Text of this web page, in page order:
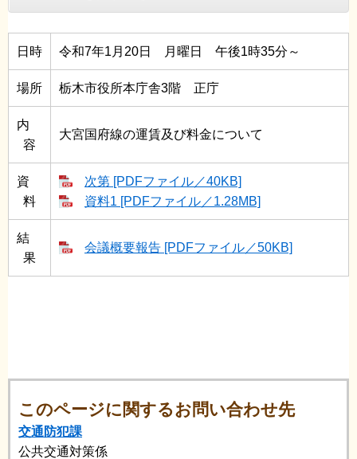
日時 令和7年1月20日 月曜日 午後1時35分～
場所 栃木市役所本庁舎3階 正庁
内
容
大宮国府線の運賃及び料金について
資
料
次第 [PDFファイル／40KB]
資料1 [PDFファイル／1.28MB]
結
果
会議概要報告 [PDFファイル／50KB]
このページに関するお問い合わせ先
交通防犯課
公共交通対策係